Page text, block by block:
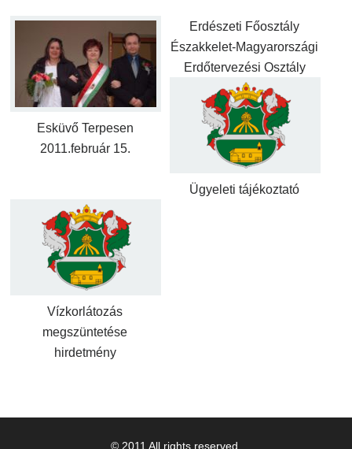
Esküvő Terpesen
2011.február 15.
Erdészeti Főosztály
Északkelet-Magyarországi
Erdőtervezési Osztály
Ügyeleti tájékoztató
Vízkorlátozás
megszüntetése
hirdetmény
© 2011 All rights reserved.